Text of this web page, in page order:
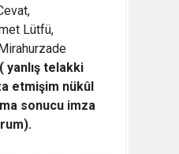
Lütfü,
( yanlış telakki
etmişim nükûl
sonucu imza